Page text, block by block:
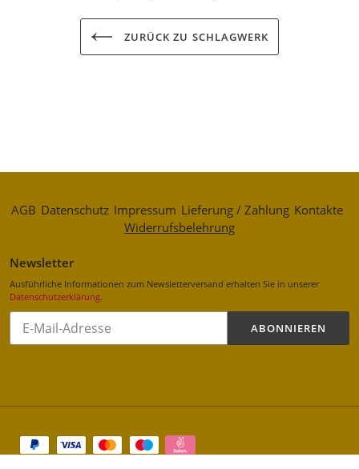
ZURÜCK ZU SCHLAGWERK
AGB Datenschutz Impressum Lieferung / Zahlung Kontakte
Widerrufsbelehrung
Newsletter
Ausführliche Informationen zum Newsletterversand erhalten Sie in unserer
Datenschutzerklärung.
Abonnieren
unsere
ABONNIEREN
Zahlungsarten